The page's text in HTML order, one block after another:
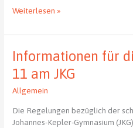
Studieninformationstag
–
Mittweida
Weiterlesen »
Informationen für
11 am JKG
Allgemein
Die Regelungen bezüglich der
Johannes-Kepler-Gymnasium